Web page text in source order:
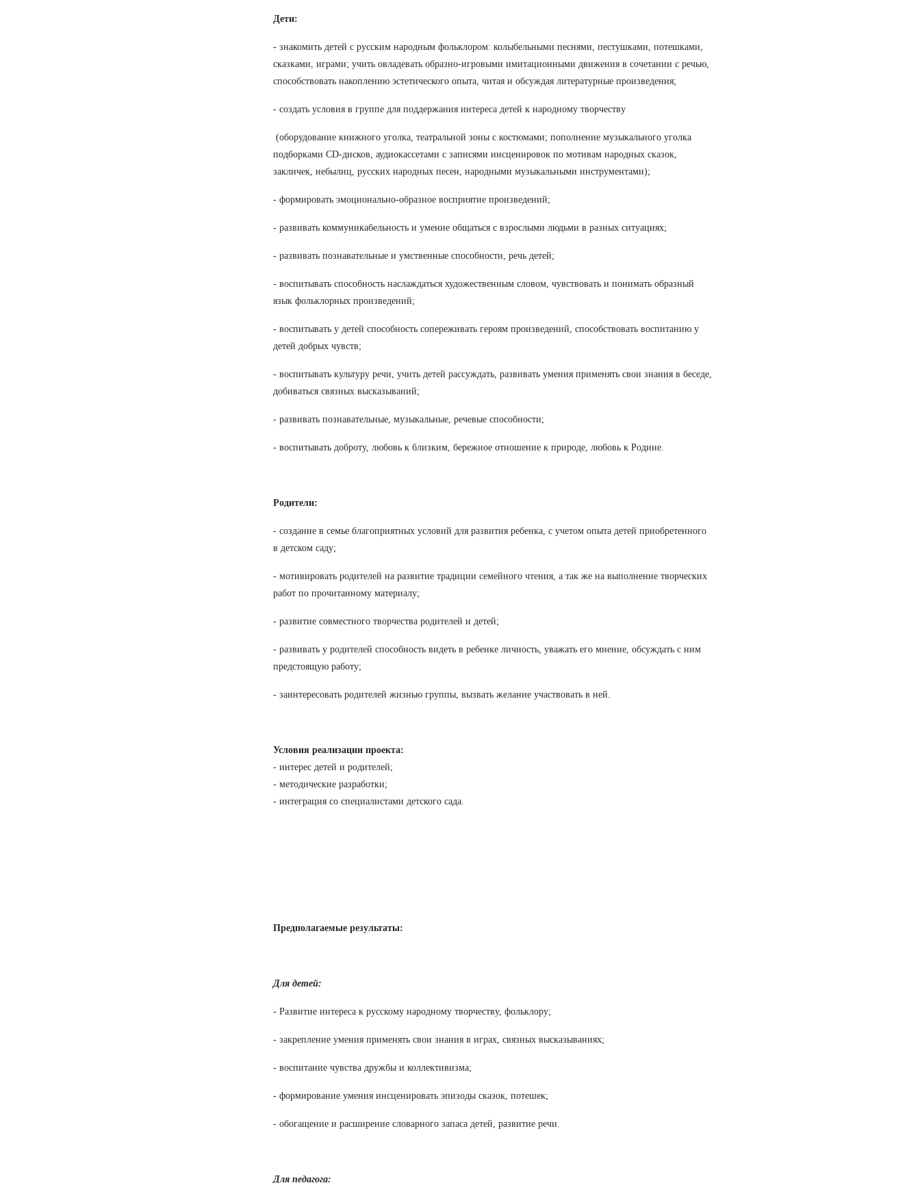
Дети:
- знакомить детей с русским народным фольклором: колыбельными песнями, пестушками, потешками,
сказками, играми; учить овладевать образно-игровыми имитационными движения в сочетании с речью,
способствовать накоплению эстетического опыта, читая и обсуждая литературные произведения;
- создать условия в группе для поддержания интереса детей к народному творчеству
(оборудование книжного уголка, театральной зоны с костюмами; пополнение музыкального уголка
подборками CD-дисков, аудиокассетами с записями инсценировок по мотивам народных сказок,
закличек, небылиц, русских народных песен, народными музыкальными инструментами);
- формировать эмоционально-образное восприятие произведений;
- развивать коммуникабельность и умение общаться с взрослыми людьми в разных ситуациях;
- развивать познавательные и умственные способности, речь детей;
- воспитывать способность наслаждаться художественным словом, чувствовать и понимать образный
язык фольклорных произведений;
- воспитывать у детей способность сопереживать героям произведений, способствовать воспитанию у
детей добрых чувств;
- воспитывать культуру речи, учить детей рассуждать, развивать умения применять свои знания в беседе,
добиваться связных высказываний;
- развивать познавательные, музыкальные, речевые способности;
- воспитывать доброту, любовь к близким, бережное отношение к природе, любовь к Родине.
Родители:
- создание в семье благоприятных условий для развития ребенка, с учетом опыта детей приобретенного
в детском саду;
- мотивировать родителей на развитие традиции семейного чтения, а так же на выполнение творческих
работ по прочитанному материалу;
- развитие совместного творчества родителей и детей;
- развивать у родителей способность видеть в ребенке личность, уважать его мнение, обсуждать с ним
предстоящую работу;
- заинтересовать родителей жизнью группы, вызвать желание участвовать в ней.
Условия реализации проекта:
- интерес детей и родителей;
- методические разработки;
- интеграция со специалистами детского сада.
Предполагаемые результаты:
Для детей:
- Развитие интереса к русскому народному творчеству, фольклору;
- закрепление умения применять свои знания в играх, связных высказываниях;
- воспитание чувства дружбы и коллективизма;
- формирование умения инсценировать эпизоды сказок, потешек;
- обогащение и расширение словарного запаса детей, развитие речи.
Для педагога: